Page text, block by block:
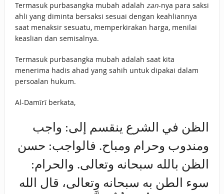
Termasuk purbasangka mubah adalah zan-nya para saksi
ahli yang diminta bersaksi sesuai dengan keahliannya
saat menaksir sesuatu, memperkirakan harga, menilai
keaslian dan semisalnya.
Termasuk purbasangka mubah adalah saat kita
menerima hadis ahad yang sahih untuk dipakai dalam
persoalan hukum.
Al-Damīrī berkata,
الظن في الشرع ينقسم إلى: واجب
ومندوب وحرام ومباح. فالواجب: حسن
الظن بالله سبحانه وتعالى. والحرام:
سوء الطن به سبحانه وتعالى، قال الله